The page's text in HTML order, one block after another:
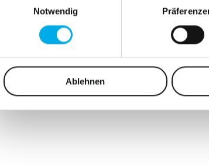
Ihr Gerät durch aktives Scannen nach
Erfahren Sie mehr darüber, wie Ihre
Einzelheitenfest.
Wir verwenden Cookies, um Inhalte und
und die Zugriffe auf unsere Website zu
Website an unsere Partner für soziale Medien,
möglicherweise mit weiteren Daten zusammen,
Notwendig
Ablehnen
the HB General Catalog via e-mail.
start verification